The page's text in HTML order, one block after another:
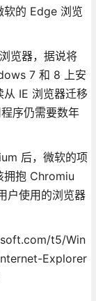
软的 Edge 浏览
览器，据说将
7 和 8 上安
IE 浏览器迁移
序仍需要数年
后，微软的项
拥抱 Chromiu
户使用的浏览器
t5/Win
Explorer